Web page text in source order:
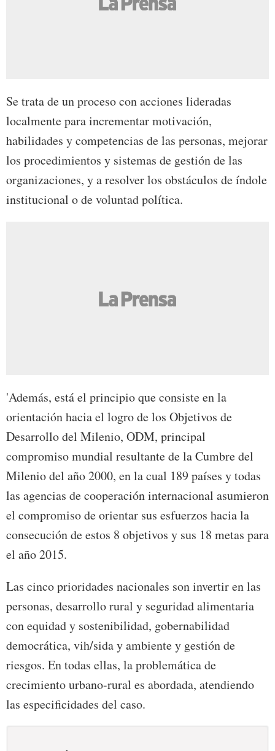
Se trata de un proceso con acciones lideradas
localmente para incrementar motivación,
habilidades y competencias de las personas, mejorar
los procedimientos y sistemas de gestión de las
organizaciones, y a resolver los obstáculos de índole
institucional o de voluntad política.
'Además, está el principio que consiste en la
orientación hacia el logro de los Objetivos de
Desarrollo del Milenio, ODM, principal
compromiso mundial resultante de la Cumbre del
Milenio del año 2000, en la cual 189 países y todas
las agencias de cooperación internacional asumieron
el compromiso de orientar sus esfuerzos hacia la
consecución de estos 8 objetivos y sus 18 metas para
el año 2015.
Las cinco prioridades nacionales son invertir en las
personas, desarrollo rural y seguridad alimentaria
con equidad y sostenibilidad, gobernabilidad
democrática, vih/sida y ambiente y gestión de
riesgos. En todas ellas, la problemática de
crecimiento urbano-rural es abordada, atendiendo
las especificidades del caso.